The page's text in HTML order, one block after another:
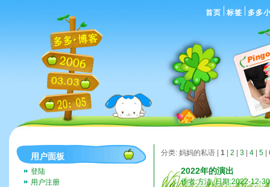
首页 标签 多多
分类: 妈妈的私语 | 1 |2 |3 |4 |5 |
2022年的演出
作者:方洁 日期:2022-12-30
用户面板
登陆
用户注册